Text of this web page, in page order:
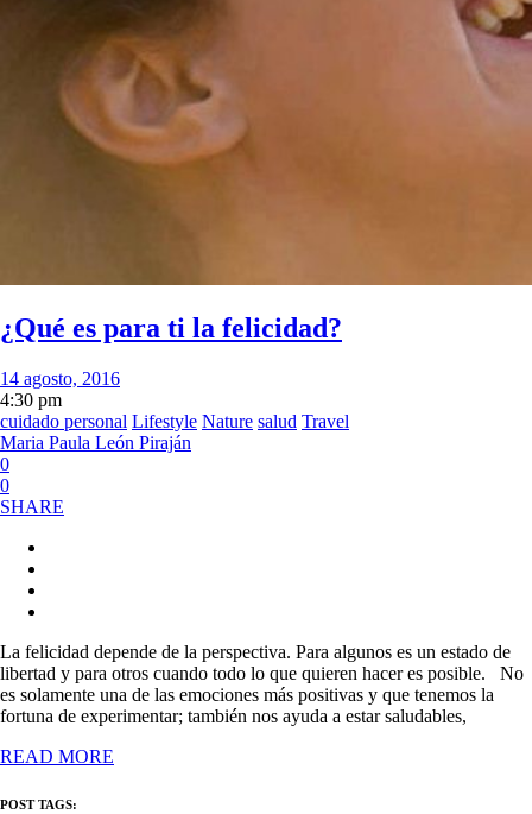
¿Qué es para ti la felicidad?
14 agosto, 2016
4:30 pm
cuidado personal Lifestyle Nature salud Travel
Maria Paula León Piraján
0
0
SHARE
La felicidad depende de la perspectiva. Para algunos es un estado de
libertad y para otros cuando todo lo que quieren hacer es posible. No
es solamente una de las emociones más positivas y que tenemos la
fortuna de experimentar; también nos ayuda a estar saludables,
READ MORE
POST TAGS: